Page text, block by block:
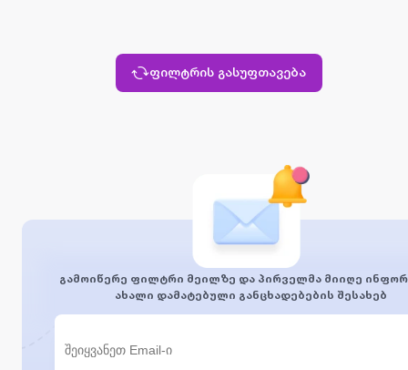
ფილტრის გასუფთავება
გამოიწერე ფილტრი მეილზე და პირველმა მიიღე
ახალი დამატებული განცხადებების შესახებ